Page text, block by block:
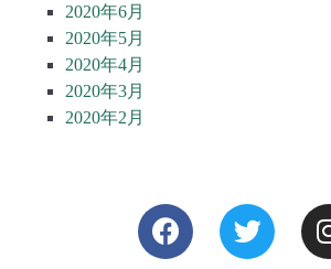
2020年6月
2020年5月
2020年4月
2020年3月
2020年2月